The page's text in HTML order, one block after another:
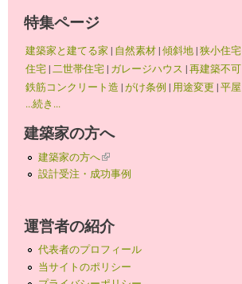
特集ページ
建築家と建てる家 | 自然素材|傾斜地|狭小住宅
住宅|二世帯住宅| ガレージハウス |再建築不可
鉄筋コンクリート造 |がけ条例 | 用途変更 |平屋
...続き...
建築家の方へ
建築家の方へ(link is external)
設計受注・成功事例
運営者の紹介
代表者のプロフィール
当サイトのポリシー